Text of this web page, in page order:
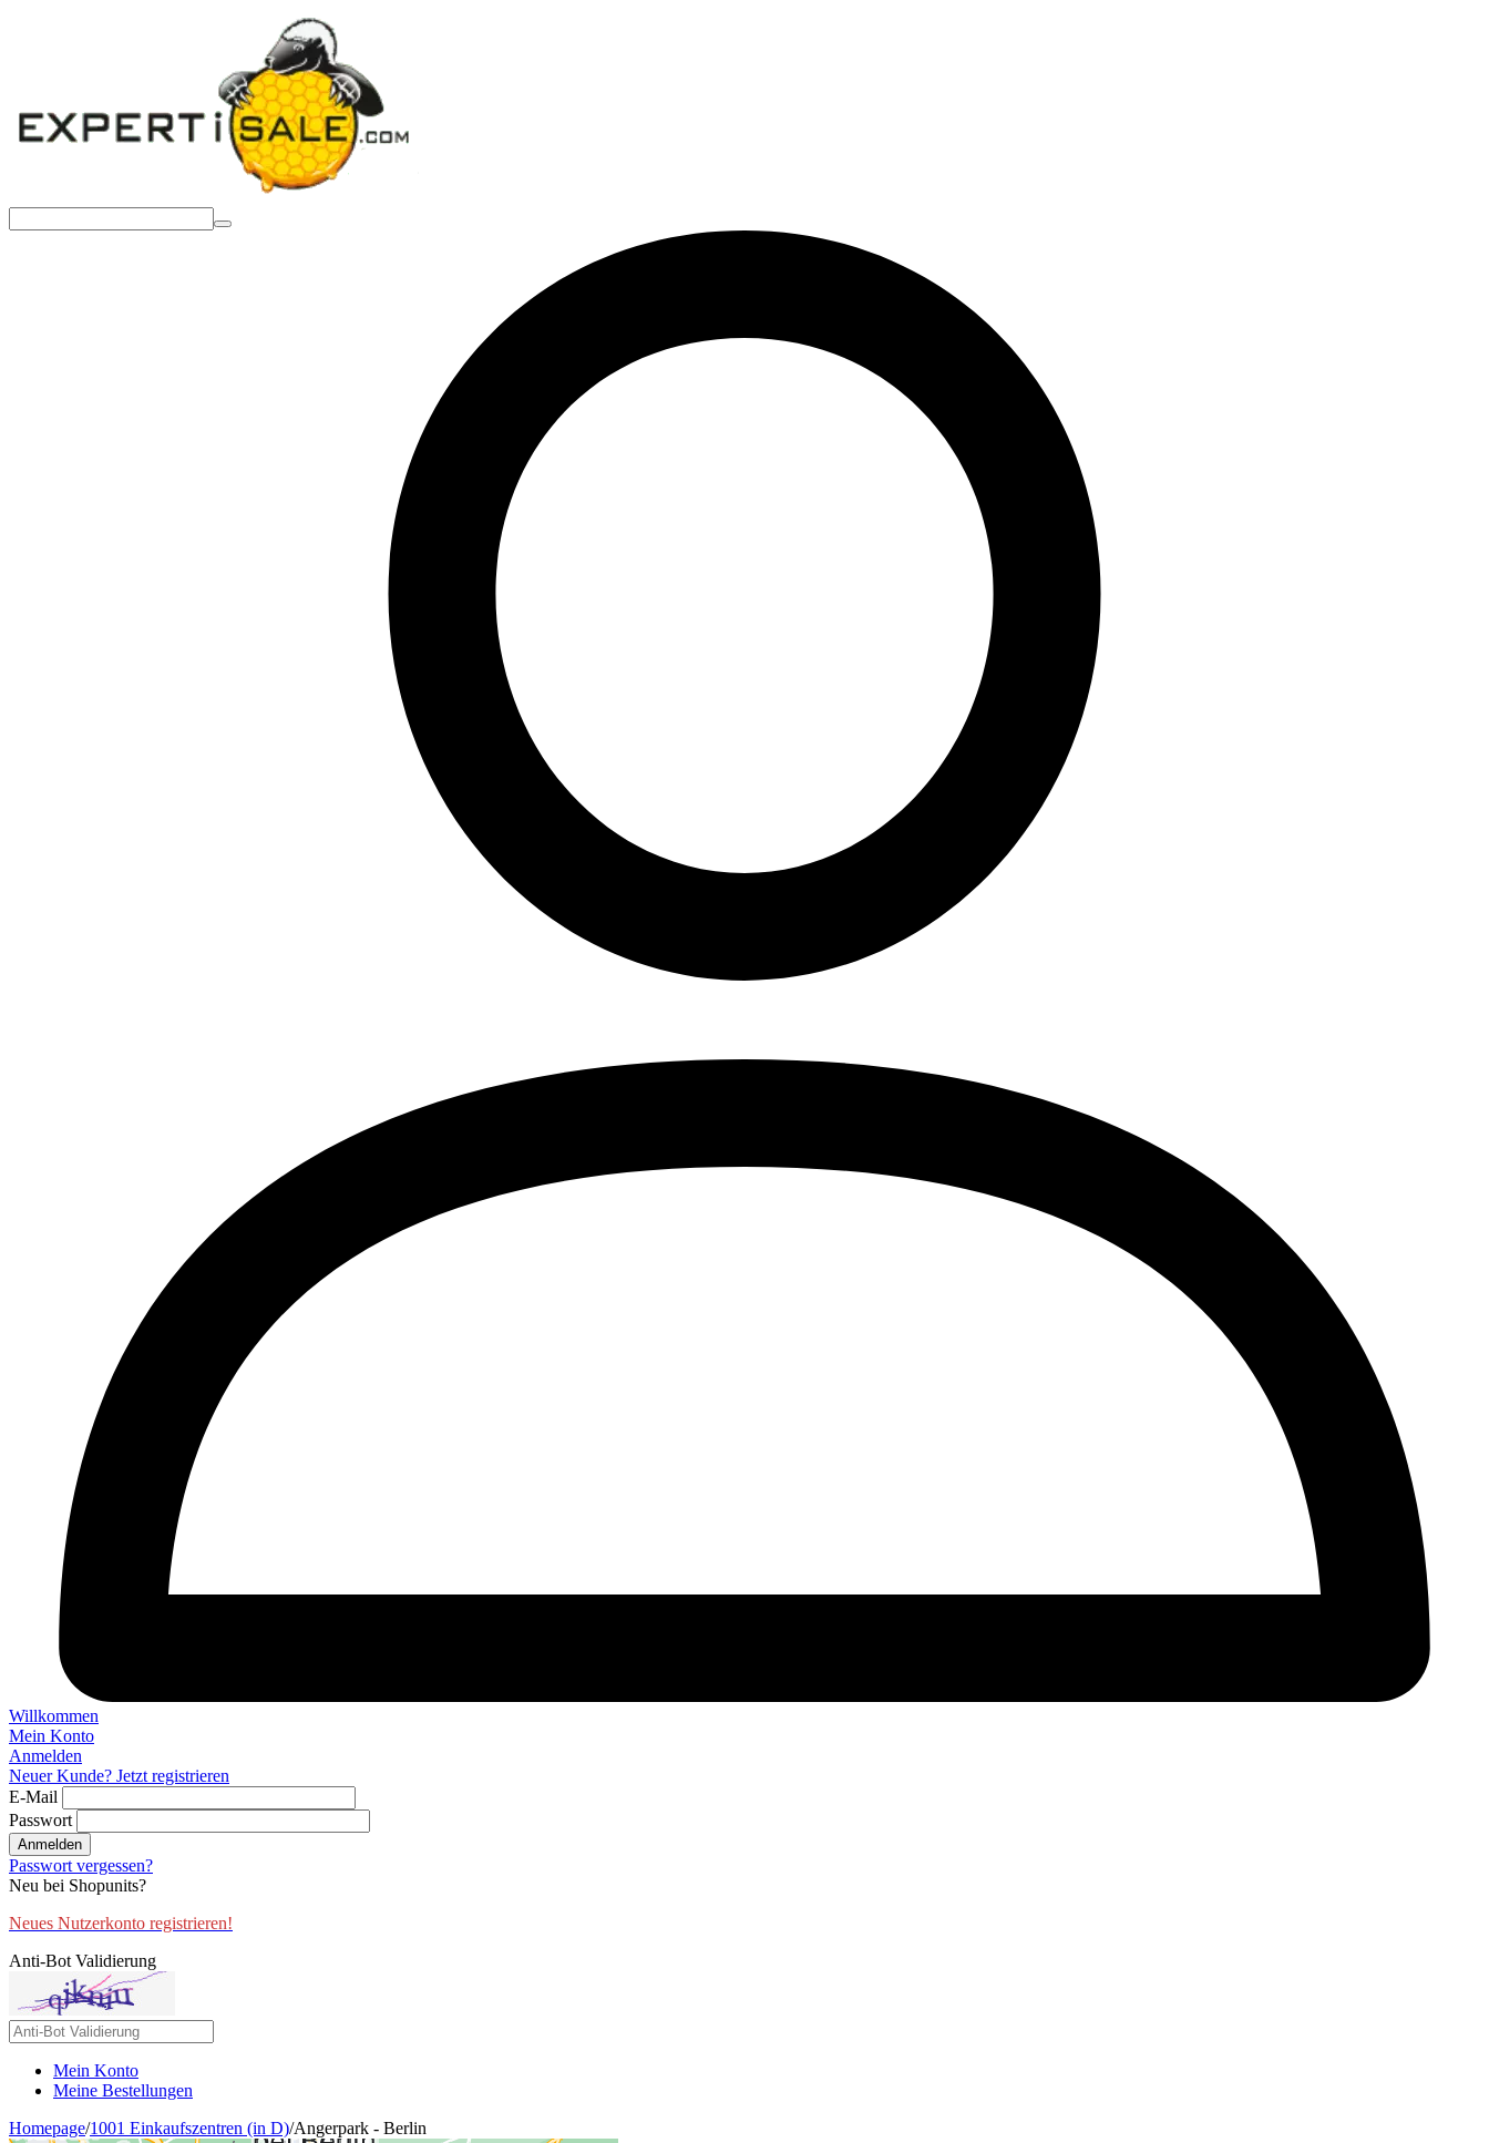
Willkommen
Mein Konto
Anmelden
Neuer Kunde? Jetzt registrieren
E-Mail
Passwort
Anmelden
Passwort vergessen?
Neu bei Shopunits?
Neues Nutzerkonto registrieren!
Anti-Bot Validierung
Mein Konto
Meine Bestellungen
Homepage/1001 Einkaufszentren (in D)/Angerpark - Berlin